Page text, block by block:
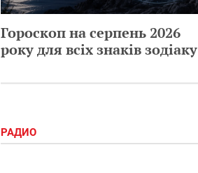
Гороскоп на серпень 2026
року для всіх знаків зодіаку
РАДИО